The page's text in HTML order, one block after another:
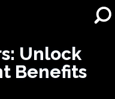
Unlock
Benefits